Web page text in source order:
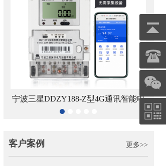
宁波三星DDZY188-Z型4G通讯智能电 杭
客户案例 更多>>